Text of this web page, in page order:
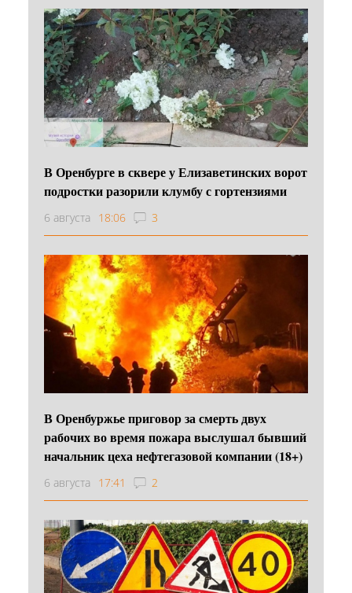
В Оренбурге в сквере у Елизаветинских ворот
подростки разорили клумбу с гортензиями
6 августа 18:06 3
В Оренбуржье приговор за смерть двух
рабочих во время пожара выслушал бывший
начальник цеха нефтегазовой компании (18+)
6 августа 17:41 2